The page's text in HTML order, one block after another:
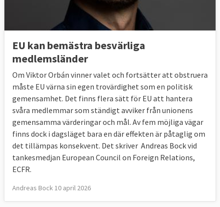
EU kan bemästra besvärliga
medlemsländer
Om Viktor Orbán vinner valet och fortsätter att obstruera
måste EU värna sin egen trovärdighet som en politisk
gemensamhet. Det finns flera sätt för EU att hantera
svåra medlemmar som ständigt avviker från unionens
gemensamma värderingar och mål. Av fem möjliga vägar
finns dock i dagsläget bara en där effekten är påtaglig om
det tillämpas konsekvent. Det skriver Andreas Bock vid
tankesmedjan European Council on Foreign Relations,
ECFR.
Andreas Bock 10 april 2026